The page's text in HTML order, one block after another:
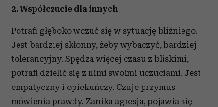
2. Współczucie dla innych
Potrafi głęboko wczuć się w sytuację bliźniego.
Jest bardziej skłonny, żeby wybaczyć, bardziej
tolerancyjny. Spędza więcej czasu z bliskimi,
potrafi dzielić się z nimi swoimi uczuciami. Jest
empatyczny i opiekuńczy. Czuje przymus
mówienia prawdy. Zanika agresja, pojawia się